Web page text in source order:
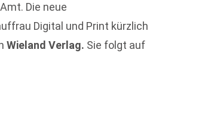
Die neue
Digital und Print kürzlich
Wieland Verlag. Sie folgt auf